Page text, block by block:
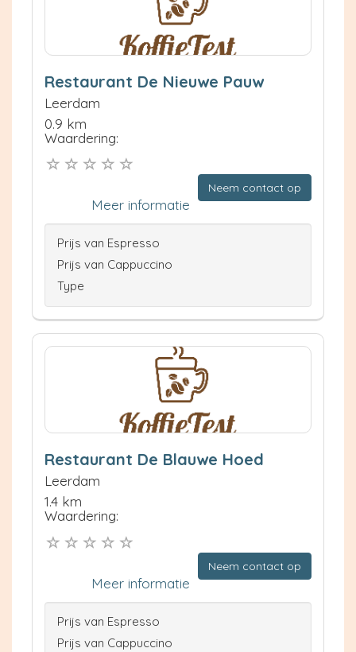
Restaurant De Nieuwe Pauw
Leerdam
0.9 km
Waardering:
Neem contact op
Meer informatie
Prijs van Espresso
Prijs van Cappuccino
Type
Restaurant De Blauwe Hoed
Leerdam
1.4 km
Waardering:
Neem contact op
Meer informatie
Prijs van Espresso
Prijs van Cappuccino